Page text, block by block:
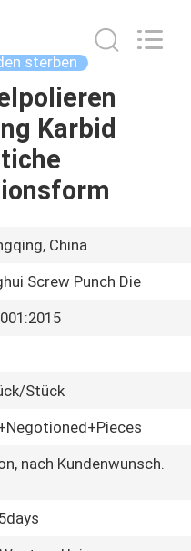
sterben
Karbid
China
Screw Punch Die
Stück
nach Kundenwunsch.